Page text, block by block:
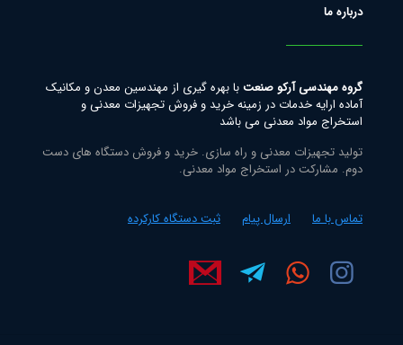
درباره ما
گروه مهندسی آرکو صنعتبا بهره گیری از مهندسین معدن و مکانیک
آماده ارایه خدمات در زمینه خرید و فروش تجهیزات معدنی و
استخراج مواد معدنی می باشد
تولید تجهیزات معدنی و راه سازی. خرید و فروش دستگاه های دست
دوم. مشارکت در استخراج مواد معدنی.
تماس با ما ارسال پیام ثبت دستگاه کارکرده